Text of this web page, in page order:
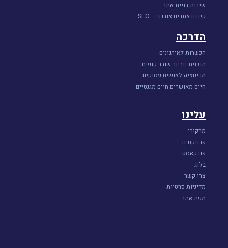
שירות בניית אתר
קידום אתרים אורגני – SEO
הדרכה
הכשרות לאירגונים
תוכנית וובינר שובר קופות
מדיטציה לאנשים עסוקים
חיים מאושרים-חיים מגנטיים
עלינו
מרקורי
פרויקטים
פודקאסט
בלוג
צרו קשר
מדיניות פרטיות
מפת אתר